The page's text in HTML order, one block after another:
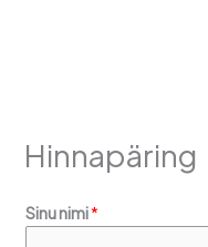
Hinnapäring
*
*
Sinu nimi*